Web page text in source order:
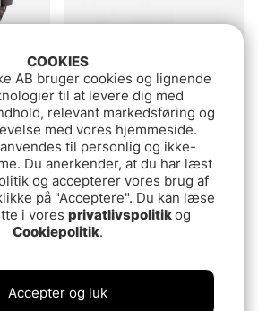
Rapala Rod holder for ice
fishing
269 DKK
Udsolgt
COOKIES
AB bruger cookies og lignende
til at levere dig med
relevant markedsføring og
med vores hjemmeside.
til personlig og ikke-
Du anerkender, at du har læst
og accepterer vores brug af
på "Acceptere". Du kan læse
i vores privatlivspolitikog
Cookiepolitik.
Accepter og luk